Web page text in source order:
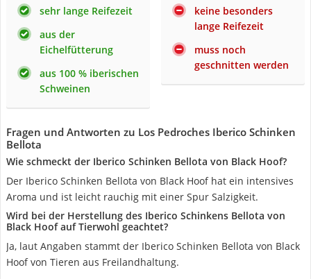
sehr lange Reifezeit
aus der
Eichelfütterung
aus 100 % iberischen
Schweinen
keine besonders
lange Reifezeit
muss noch
geschnitten werden
Fragen und Antworten zu Los Pedroches Iberico Schinken
Bellota
Wie schmeckt der Iberico Schinken Bellota von Black Hoof?
Der Iberico Schinken Bellota von Black Hoof hat ein intensives
Aroma und ist leicht rauchig mit einer Spur Salzigkeit.
Wird bei der Herstellung des Iberico Schinkens Bellota von
Black Hoof auf Tierwohl geachtet?
Ja, laut Angaben stammt der Iberico Schinken Bellota von Black
Hoof von Tieren aus Freilandhaltung.